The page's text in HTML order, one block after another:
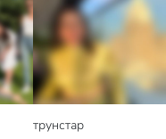
трунстар